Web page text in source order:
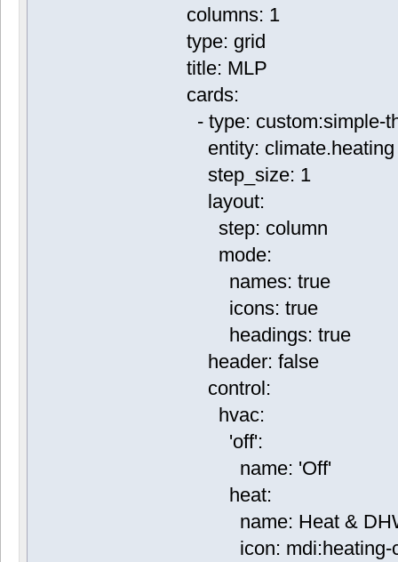
columns: 1
type: grid
title: MLP
cards:
- type: custom:simple-
entity: climate.heating
step_size: 1
layout:
step: column
mode:
names: true
icons: true
headings: true
header: false
control:
hvac:
'off':
name: 'Off'
heat:
name: Heat &
icon: mdi:heating-